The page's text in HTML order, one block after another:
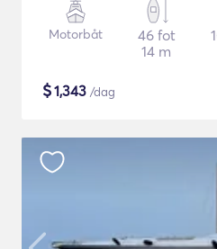
Motorbåt
46 fot
14 m
$1,343 /dag